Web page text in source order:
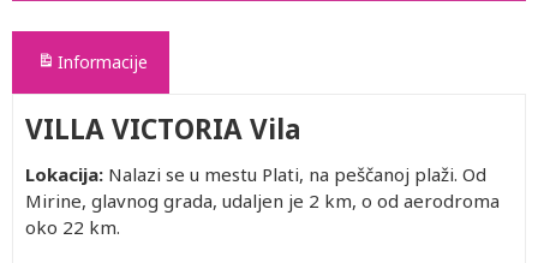
Informacije
VILLA VICTORIA Vila
Lokacija: Nalazi se u mestu Plati, na peščanoj plaži. Od
Mirine, glavnog grada, udaljen je 2 km, o od aerodroma
oko 22 km.